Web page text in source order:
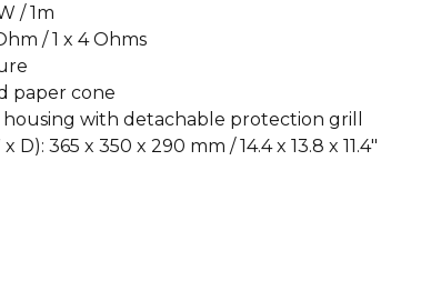
/ 1m
/ 1 x 4 Ohms
paper cone
with detachable protection grill
D): 365 x 350 x 290 mm / 14.4 x 13.8 x 11.4″